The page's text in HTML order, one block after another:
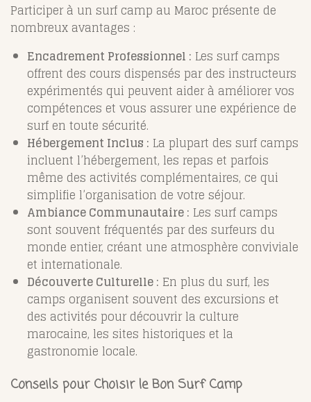
Participer à un surf camp au Maroc présente de
nombreux avantages :
Encadrement Professionnel : Les surf camps
offrent des cours dispensés par des instructeurs
expérimentés qui peuvent aider à améliorer vos
compétences et vous assurer une expérience de
surf en toute sécurité.
Hébergement Inclus : La plupart des surf camps
incluent l’hébergement, les repas et parfois
même des activités complémentaires, ce qui
simplifie l’organisation de votre séjour.
Ambiance Communautaire : Les surf camps
sont souvent fréquentés par des surfeurs du
monde entier, créant une atmosphère conviviale
et internationale.
Découverte Culturelle : En plus du surf, les
camps organisent souvent des excursions et
des activités pour découvrir la culture
marocaine, les sites historiques et la
gastronomie locale.
Conseils pour Choisir le Bon Surf Camp